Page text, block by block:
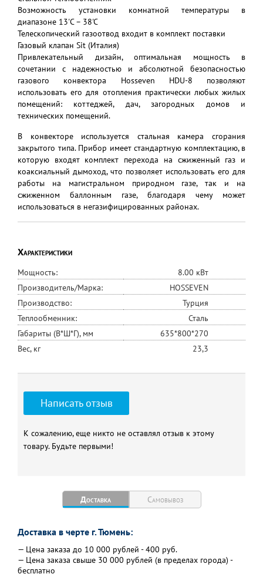
Возможность установки комнатной температуры в
диапазоне 13'C – 38'C
Телескопический газоотвод входит в комплект поставки
Газовый клапан Sit (Италия)
Привлекательный дизайн, оптимальная мощность в
сочетании с надежностью и абсолютной безопасностью
газового конвектора Hosseven HDU-8 позволяют
использовать его для отопления практически любых жилых
помещений: коттеджей, дач, загородных домов и
технических помещений.
В конвекторе используется стальная камера сгорания
закрытого типа. Прибор имеет стандартную комплектацию, в
которую входят комплект перехода на сжиженный газ и
коаксиальный дымоход, что позволяет использовать его для
работы на магистральном природном газе, так и на
сжиженном баллонным газе, благодаря чему может
использоваться в негазифицированных районах.
Характеристики
Мощность:
8.00 кВт
Производитель/Марка:
HOSSEVEN
Производство:
Турция
Теплообменник:
Сталь
Габариты (В*Ш*Г), мм
635*800*270
Вес, кг
23,3
Написать отзыв
К сожалению, еще никто не оставлял отзыв к этому
товару. Будьте первыми!
Доставка Самовывоз
Доставка в черте г. Тюмень:
— Цена заказа до 10 000 рублей - 400 руб.
— Цена заказа свыше 30 000 рублей (в пределах города) -
бесплатно